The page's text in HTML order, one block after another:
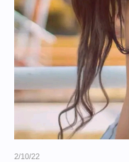
2/10/22